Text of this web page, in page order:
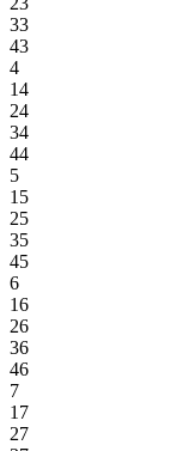
33
43
4
14
24
34
44
5
15
25
35
45
6
16
26
36
46
7
17
27